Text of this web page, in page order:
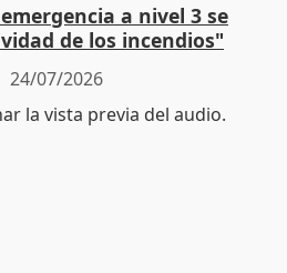
a nivel 3 se
de los incendios"
24/07/2026